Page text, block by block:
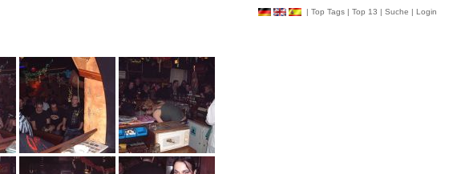
| Top Tags | Top 13 | Suche | Login